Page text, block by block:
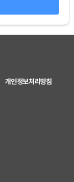
개인정보처리방침